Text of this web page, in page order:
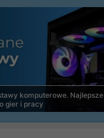
komputerowe. Najlepsze
gier i pracy